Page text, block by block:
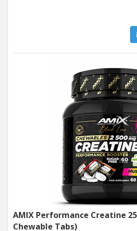
AMIX Performance Creatine
Chewable Tabs)